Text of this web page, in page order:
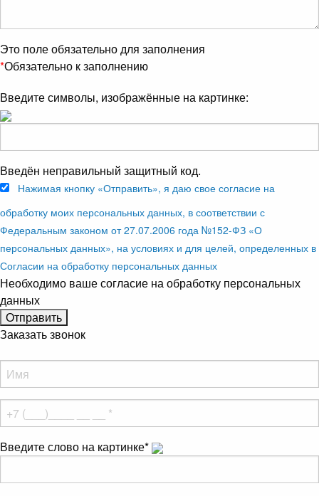
Это поле обязательно для заполнения
*Обязательно к заполнению
Введите символы, изображённые на картинке:
Введён неправильный защитный код.
Нажимая кнопку «Отправить», я даю свое согласие на
обработку моих персональных данных, в соответствии с
Федеральным законом от 27.07.2006 года №152-ФЗ «О
персональных данных», на условиях и для целей, определенных в
Согласии на обработку персональных данных
Необходимо ваше согласие на обработку персональных
данных
Заказать звонок
Введите слово на картинке*